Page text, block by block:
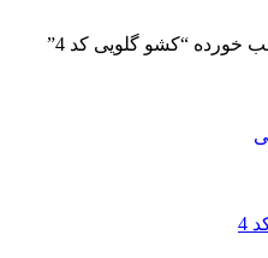
“کشو گلویی کد 4”